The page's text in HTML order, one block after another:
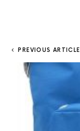
PREVIOUS ARTICLE